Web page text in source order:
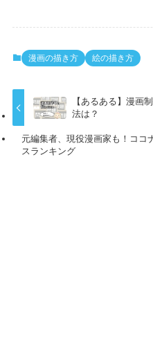
漫画の描き方 絵の描き方
【あるある】漫画
法は？
元編集者、現役漫画家も！ココ
スランキング